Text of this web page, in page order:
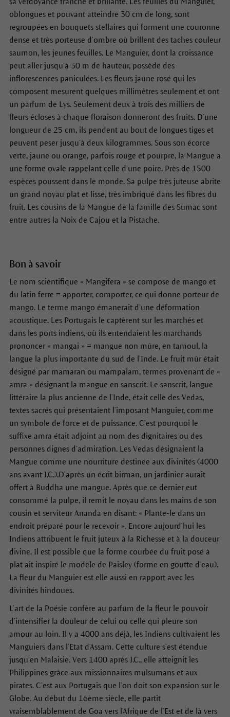
oblongues et pouvant atteindre 30 cm de long, sont
regroupées en bouquets stellaires qui forment une couronne
dense et très porteuse d’ombre où brillent des taches couleur
saumon, les jeunes feuilles. Le Manguier, dont la croissance
peut aller jusqu’à 30 m de hauteur, possède des
inflorescences paniculées. Les fleurs jaune rosé qui les
composent mesurent quelques millimètres seulement et ont
un parfum de Lys. Seulement deux à trois des milliers de
fleurs écloses à chaque floraison donneront des fruits. D’une
longueur de 25 cm, ils pendent au bout de longues tiges et
peuvent peser jusqu’à deux kilogrammes. Sous son écorce
verte, jaune ou orange, parfois rouge et pourpre, la Mangue a
une forme ovale rappelant celle d’une poire. Près de 1500
espèces poussent dans le monde. Sa pulpe très juteuse abrite
un grand noyau plat et lisse, très imbriqué dans les fibres du
fruit. Les cousins de la Mangue de la famille des Sumac sont
entre autres la Noix de Cajou et la Pistache.
Bon à savoir
Le nom scientifique « Mangifera » se compose de mango et
du latin ferre = apporter, comporter, ce qui donne porteur de
mango. Le terme mango émanerait d’une déformation
acoustique. Les Portugais le captèrent sur les marchés et
dans les ports indiens, où ils entendaient les marchands
prononcer « mangai » = mangue non mûre, en tamoul, la
langue la plus importante du sud de l’Inde. Le fruit mûr était
désigné par mamaran ou mampalam, termes provenant de «
amra » désignant la mangue en sanscrit. Le sanscrit, langue
littéraire la plus ancienne de l’Inde, était celle des Vedas,
textes sacrés qui présentaient l’imposant Manguier, comme
un symbole de force et de puissance. C’est pourquoi le
suffixe amra était adjoint au nom des dignitaires ou des
personnes dignes d’admiration. Les Vedas désignaient la
Mangue comme une nourriture destinée aux divinités (4000
ans avant J.C.).D’après un écrit birman, un jardinier aurait
offert à Buddha une mangue. Après que ce dernier eut
consommé la pulpe, il remit le noyau dans les mains de son
cousin et serviteur Ananda en disant: « Plante-le dans un
endroit préparé pour le recevoir ». Encore aujourd’hui les
Indiens attribuent le fruit juteux à la Richesse et à la douceur
divine. Il est possible que la forme courbée du fruit posé à
plat ait inspiré le modèle de Paisley (forme en goutte d’eau).
La fleur du Manguier est elle aussi en rapport avec les
divinités hindoues.
L’art de la Poésie confère au parfum de la fleur le pouvoir
d’intensifier la douleur de celui ou celle qui pleure son
amour au loin. Il y a 4000 ans déjà, les Indiens cultivaient les
Manguiers dans l’Etat d’Assam. Cette culture s’est étendue
jusqu’en Malaisie. Vers 1400 après J.C., elle atteignit les
Philippines grâce aux missionnaires mulsumans et aux
pirates. C’est aux Portugais que l’on doit son expansion sur le
Globe. Au début du 16ème siècle, elle partit
vraisemblablement de Goa vers l’Afrique de l’Est et de là vers